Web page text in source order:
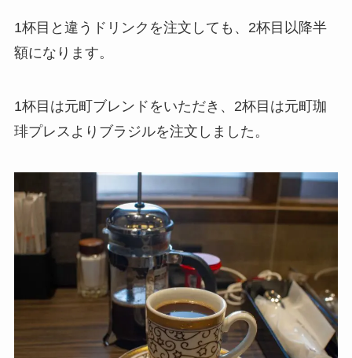
1杯目と違うドリンクを注文しても、2杯目以降半
額になります。
1杯目は元町ブレンドをいただき、2杯目は元町珈
琲プレスよりブラジルを注文しました。